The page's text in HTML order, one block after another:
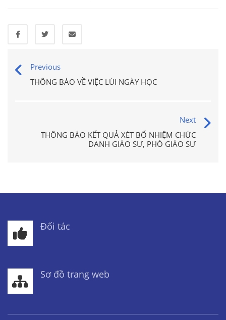
Previous
THÔNG BÁO VỀ VIỆC LÙI NGÀY HỌC
Next
THÔNG BÁO KẾT QUẢ XÉT BỔ NHIỆM CHỨC
DANH GIÁO SƯ, PHÓ GIÁO SƯ
Đối tác
Sơ đồ trang web